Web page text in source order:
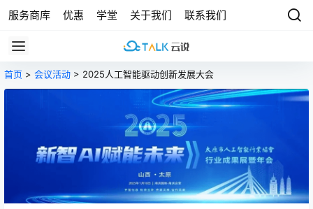
服务商库 优惠 学堂 关于我们 联系我们
首页 > 会议活动 > 2025人工智能驱动创新发展大会